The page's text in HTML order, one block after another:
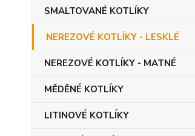
SMALTOVANÉ KOTLÍKY
NEREZOVÉ KOTLÍKY - LESKLÉ
NEREZOVÉ KOTLÍKY - MATNÉ
MĚDĚNÉ KOTLÍKY
LITINOVÉ KOTLÍKY